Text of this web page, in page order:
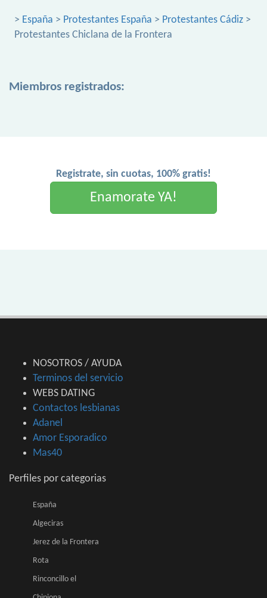
> España > Protestantes España > Protestantes Cádiz >
Protestantes Chiclana de la Frontera
Miembros registrados:
Registrate, sin cuotas, 100% gratis!
Enamorate YA!
NOSOTROS / AYUDA
Terminos del servicio
WEBS DATING
Contactos lesbianas
Adanel
Amor Esporadico
Mas40
Perfiles por categorias
España
Algeciras
Jerez de la Frontera
Rota
Rinconcillo el